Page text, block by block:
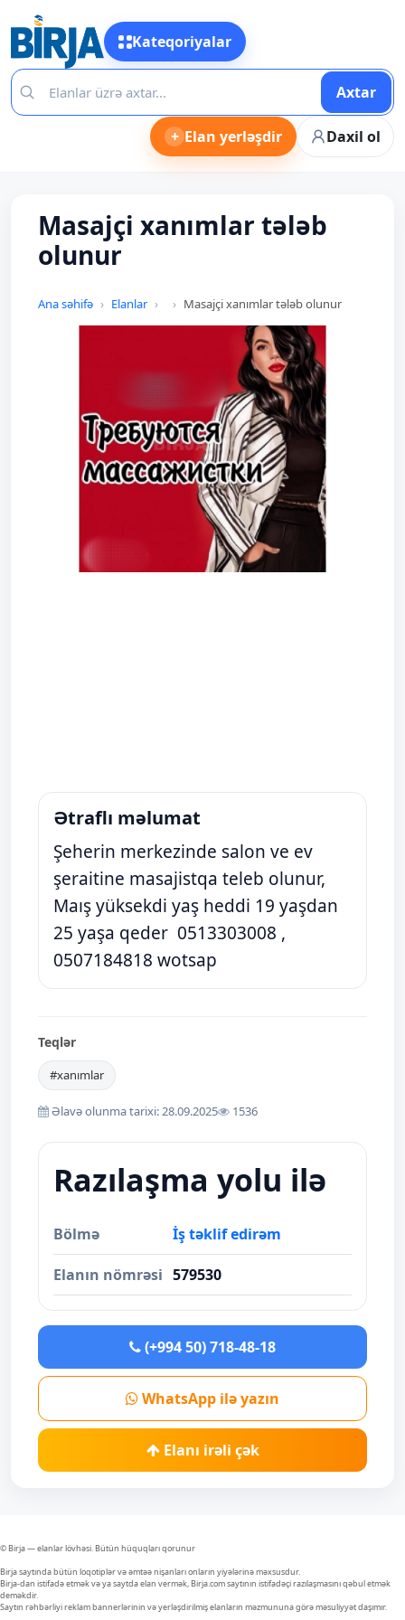
Kateqoriyalar
Axtar
+ Elan yerləşdir Daxil ol
Masajçi xanımlar tələb
olunur
Ana səhifə Elanlar Masajçi xanımlar tələb olunur
Ətraflı məlumat
Şeherin merkezinde salon ve ev
şeraitine masajistqa teleb olunur,
Maış yüksekdi yaş heddi 19 yaşdan
25 yaşa qeder 0513303008 ,
0507184818 wotsap
Teqlər
#xanımlar
Əlavə olunma tarixi: 28.09.2025 1536
Razılaşma yolu ilə
Bölmə İş təklif edirəm
Elanın nömrəsi 579530
(+994 50) 718-48-18
WhatsApp ilə yazın
Elanı irəli çək
© Birja — elanlar lövhəsi. Bütün hüquqları qorunur
Birja saytında bütün loqotiplər və əmtəə nişanları onların yiyələrinə məxsusdur.
Birja-dan istifadə etmək və ya saytda elan vermək, Birja.com saytının istifadəçi razılaşmasını qəbul etmək
deməkdir.
Saytın rəhbərliyi reklam bannerlərinin və yerləşdirilmiş elanların məzmununa görə məsuliyyət daşımır.